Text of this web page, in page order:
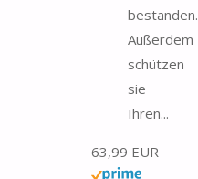
bestanden.
Außerdem
schützen
sie
Ihren...
63,99 EUR